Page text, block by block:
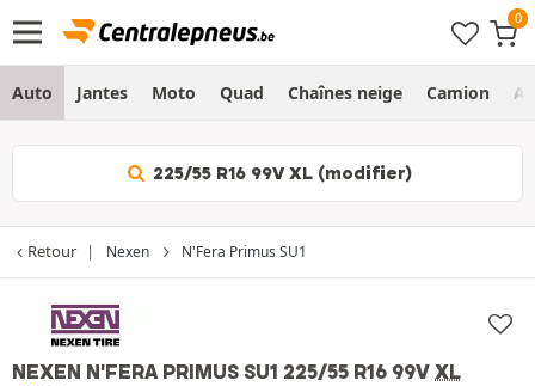
Auto Jantes Moto Quad Chaînes neige Camion
225/55 R16 99V XL (modifier)
Retour Nexen N'Fera Primus SU1
NEXEN N'FERA PRIMUS SU1 225/55 R16 99V XL